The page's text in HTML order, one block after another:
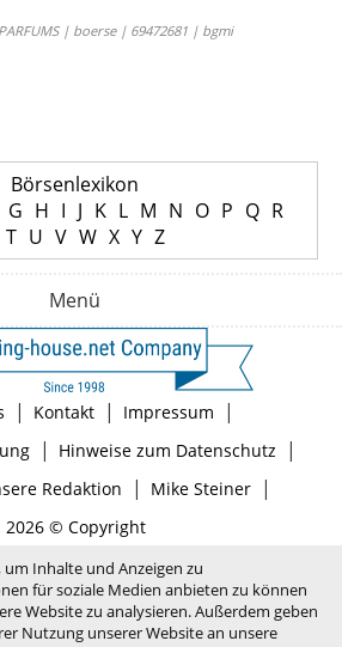
| boerse | 69472681 | bgmi
Börsenlexikon
G H I J K L M N O P Q R
T U V W X Y Z
Menü
| Kontakt | Impressum |
| Hinweise zum Datenschutz |
Redaktion | Mike Steiner|
2026 © Copyright
Inhalte und Anzeigen zu
für soziale Medien anbieten zu können
Website zu analysieren. Außerdem geben
Nutzung unserer Website an unsere